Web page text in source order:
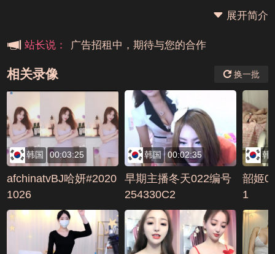
展开简介
站长说： 广告招租中，期待与您的合作
相关录像 换一批
韩国 00:03:25
afchinatvBJ哈妍#2020
1026
韩国 00:02:35
早期主播冬天022编号
254330C2
韩
韶姬
1